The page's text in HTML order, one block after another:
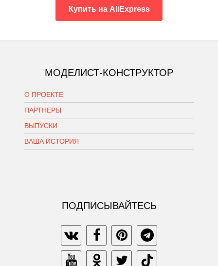
Купить на AliExpress
МОДЕЛИСТ-КОНСТРУКТОР
О ПРОЕКТЕ
ПАРТНЕРЫ
ВЫПУСКИ
ВАША ИСТОРИЯ
ПОДПИСЫВАЙТЕСЬ